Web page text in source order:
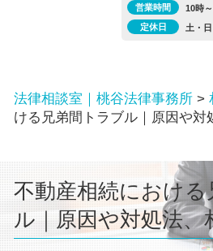
営業時間
10時
定休日
土・
法律相談室｜桃谷法律事務所 >
ける兄弟間トラブル｜原因や対
不動産相続におけ
ル｜原因や対処法、